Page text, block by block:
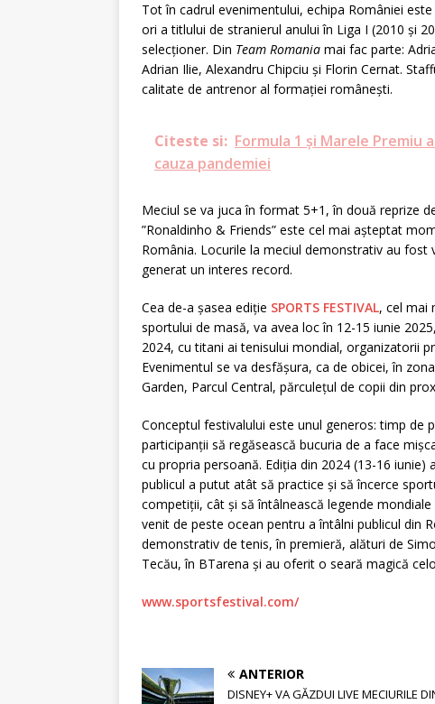
Tot în cadrul evenimentului, echipa României
ori a titlului de stranierul anului în Liga I (2010 și
selecționer. Din Team Romania mai fac parte:
Adrian Ilie, Alexandru Chipciu și Florin Cernat.
calitate de antrenor al formației românești.
Citeste si: Formula 1 și Marele
cauza pandemiei
Meciul se va juca în format 5+1, în două reprize
”Ronaldinho & Friends” este cel mai așteptat
România. Locurile la meciul demonstrativ au
generat un interes record.
Cea de-a șasea ediție SPORTS FESTIVAL, cel mai
sportului de masă, va avea loc în 12-15 iunie
2024, cu titani ai tenisului mondial, organizatorii
Evenimentul se va desfășura, ca de obicei, în
Garden, Parcul Central, părculețul de copii din
Conceptul festivalului este unul generos: timp de
participanții să regăsească bucuria de a face
cu propria persoană. Ediția din 2024 (13-16
publicul a putut atât să practice și să încerce
competiții, cât și să întâlnească legende
venit de peste ocean pentru a întâlni publicul din
demonstrativ de tenis, în premieră, alături de
Tecău, în BTarena și au oferit o seară magică
www.sportsfestival.com/
ANTERIOR
DISNEY+ VA GĂZDUI LIVE MECIURILE